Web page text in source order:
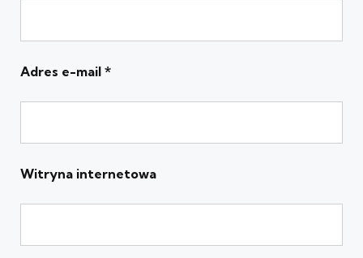
Adres e-mail *
Witryna internetowa